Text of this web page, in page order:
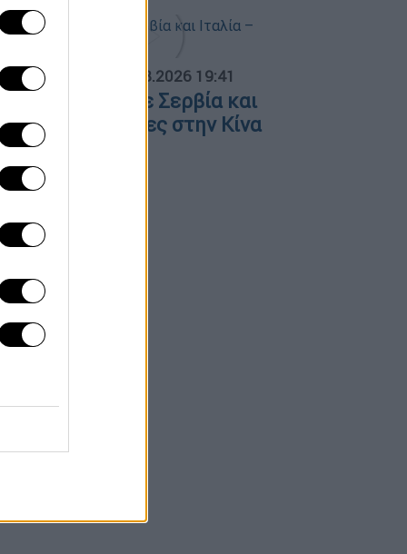
07.08.2026 19:41
φωτιάς σε Σερβία και
– Πλημμύρες στην Κίνα